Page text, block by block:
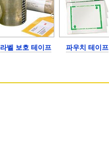
라벨 보호 테이프 파우치 테이프